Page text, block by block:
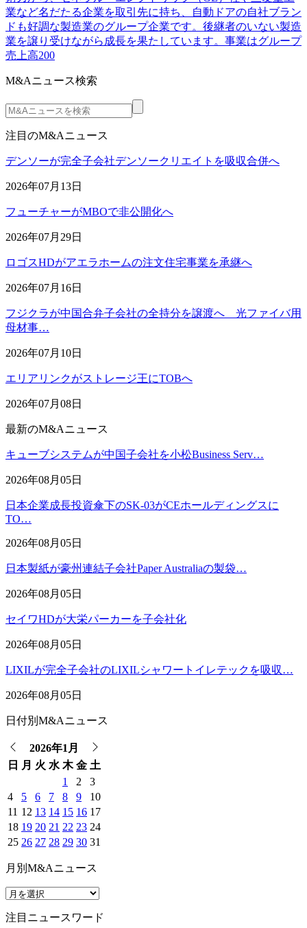
業など名だたる企業を取引先に持ち、自動ドアの自社ブラン
ドも好調な製造業のグループ企業です。後継者のいない製造
業を譲り受けながら成長を果たしています。事業はグループ
売上高200
M&Aニュース検索
注目のM&Aニュース
デンソーが完全子会社デンソークリエイトを吸収合併へ
2026年07月13日
フューチャーがMBOで非公開化へ
2026年07月29日
ロゴスHDがアエラホームの注文住宅事業を承継へ
2026年07月16日
フジクラが中国合弁子会社の全持分を譲渡へ 光ファイバ用
母材事…
2026年07月10日
エリアリンクがストレージ王にTOBへ
2026年07月08日
最新のM&Aニュース
キューブシステムが中国子会社を小松Business Serv…
2026年08月05日
日本企業成長投資傘下のSK-03がCEホールディングスに
TO…
2026年08月05日
日本製紙が豪州連結子会社Paper Australiaの製袋…
2026年08月05日
セイワHDが大栄パーカーを子会社化
2026年08月05日
LIXILが完全子会社のLIXILシャワートイレテックを吸収…
2026年08月05日
日付別M&Aニュース
2026年1月
日
月 火 水 木 金 土
1
2
3
4
5 6 7 8 9
10
11 12 13 14 15 16 17
18 19 20 21 22 23 24
25 26 27 28 29 30 31
月別M&Aニュース
注目ニュースワード